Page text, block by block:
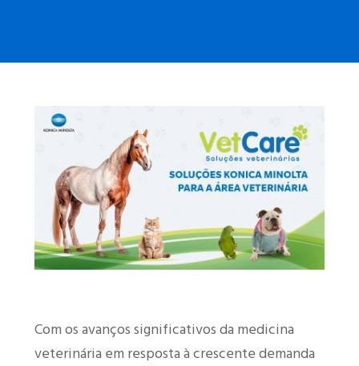
Com os avanços significativos da medicina
veterinária em resposta à crescente demanda